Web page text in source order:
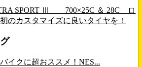
SPORT Ⅲ 700×25C ＆ 28C ロ
のカスタマイズに良いタイヤを！
イクに超おススメ！NES...